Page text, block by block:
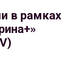
в рамках